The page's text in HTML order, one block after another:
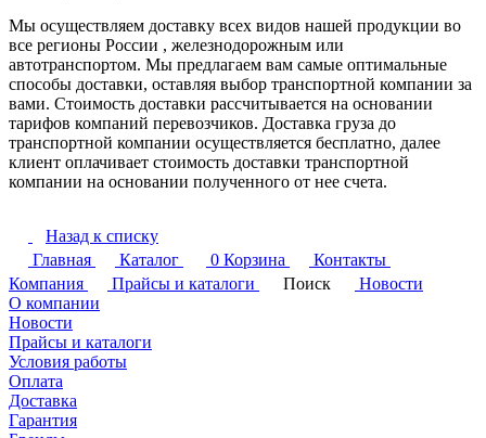
Мы осуществляем доставку всех видов нашей продукции во
все регионы России , железнодорожным или
автотранспортом. Мы предлагаем вам самые оптимальные
способы доставки, оставляя выбор транспортной компании за
вами. Стоимость доставки рассчитывается на основании
тарифов компаний перевозчиков. Доставка груза до
транспортной компании осуществляется бесплатно, далее
клиент оплачивает стоимость доставки транспортной
компании на основании полученного от нее счета.
Назад к списку
Главная
Каталог 0 Корзина
Контакты
Компания
Прайсы и каталоги Поиск
Новости
О компании
Новости
Прайсы и каталоги
Условия работы
Оплата
Доставка
Гарантия